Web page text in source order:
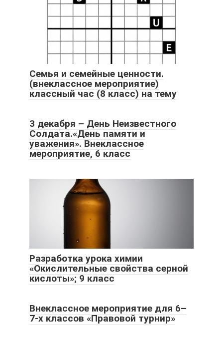
Семья и семейные ценности.
(внеклассное мероприятие)
классный час (8 класс) на тему
3 декабря – День Неизвестного
Солдата.«День памяти и
уважения». Внеклассное
мероприятие, 6 класс
Разработка урока химии
«Окислительные свойства серной
кислоты»; 9 класс
Внеклассное мероприятие для 6–
7-х классов «Правовой турнир»